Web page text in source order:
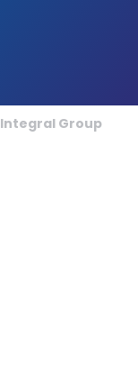
Integral Group